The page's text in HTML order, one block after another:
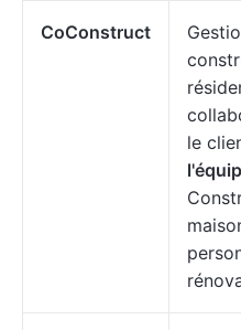
CoConstruct
le